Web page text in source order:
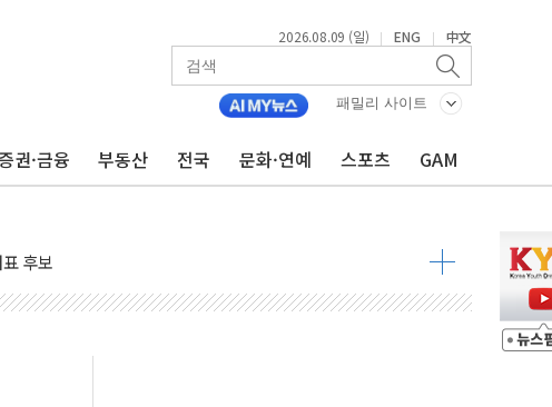
2026.08.09 (일) | ENG | 中文
패밀리 사이트
권·금융 부동산 전국 문화·연예 스포츠 GAM
긴급 투입…고수온 양식장 복구·지원 '총력'
포항 '산사태 주의보'...경북도, 호우 피해·통제구간 없어
영길·정청래·김민석 당대표 후보
천 경선서 정청래에 승리...47.75% vs 42.08%
경선 결과 발표...김민석 47.75% 정청래 42.08%
결과 발표...김민석 45.09% 정청래 43.27% 송영길 11.63%
정(8.10~8.14)
지작…공습 한계·탄약 부족 현실화